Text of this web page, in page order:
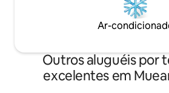
Ar-
Outros aluguéis por
excelentes em